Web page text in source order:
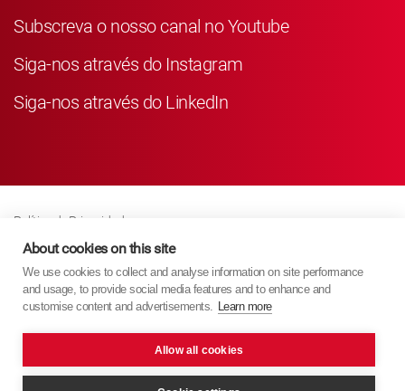
Subscreva o nosso canal no Youtube
Siga-nos através do Instagram
Siga-nos através do LinkedIn
Política de Privacidade
Business Partner Privacy
Política de Cookies
Modern Slavery Act Policy
About cookies on this site
We use cookies to collect and analyse information on site performance
and usage, to provide social media features and to enhance and
customise content and advertisements. Learn more
Allow all cookies